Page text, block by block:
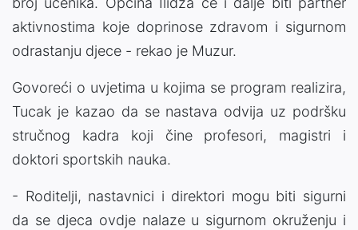
aktivnostima koje doprinose zdravom i sigurnom
odrastanju djece - rekao je Muzur.
Govoreći o uvjetima u kojima se program realizira,
Tucak je kazao da se nastava odvija uz podršku
stručnog kadra koji čine profesori, magistri i
doktori sportskih nauka.
- Roditelji, nastavnici i direktori mogu biti sigurni
da se djeca ovdje nalaze u sigurnom okruženju i